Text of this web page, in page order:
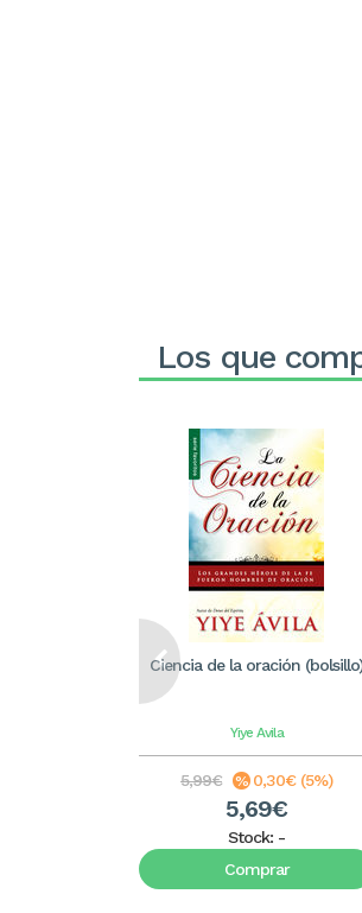
Los que
Ciencia de la oración (bolsillo)
Yiye Avila
5,99€ 0,30€ (5%)
5,69€
Stock: -
Comprar